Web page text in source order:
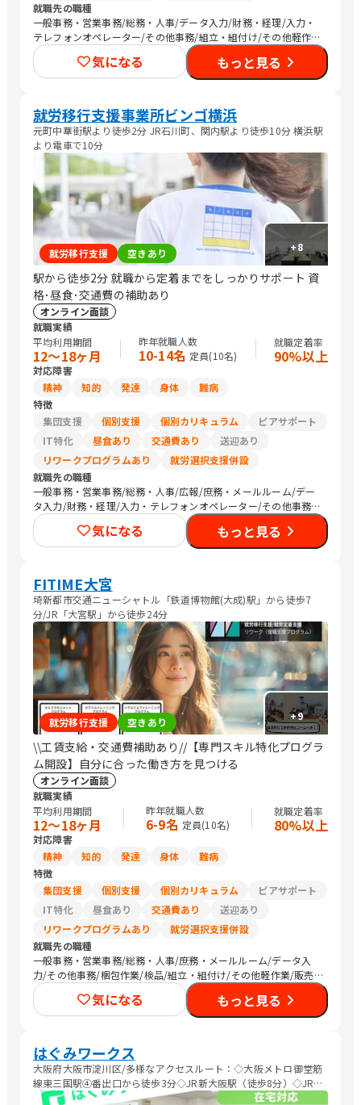
就職先の職種
一般事務・営業事務/総務・人事/データ入力/財務・経理/入力・
テレフォンオペレーター/その他事務/組立・組付け/その他軽作
業/生産・製造オペレーション/CADオペレーター/警備/農作業
気になる もっと見る
就労移行支援事業所ビンゴ横浜
元町中華街駅より徒歩2分 JR石川町、関内駅より徒歩10分 横浜駅
より電車で10分
+8
就労移行支援 空きあり
駅から徒歩2分 就職から定着までをしっかりサポート 資
格･昼食･交通費の補助あり
オンライン面談
就職実績
平均利用期間
12〜18ヶ月
昨年就職人数
10-14名 定員(10名)
就職定着率
90%以上
対応障害
精神
知的 発達 身体
難病
特徴
集団支援
個別支援 個別カリキュラム
ピアサポート
IT特化
昼食あり 交通費あり
送迎あり
リワークプログラムあり
就労選択支援併設
就職先の職種
一般事務・営業事務/総務・人事/広報/庶務・メールルーム/デー
タ入力/財務・経理/入力・テレフォンオペレーター/その他事務/
梱包作業/その他軽作業/販売スタッフ・接客/Web制作/DTPオペ
レーター/デザイナー/メディア関連/社内情報システム/その他IT/
ヘルプデスク/品質管理・生産管理・メンテナンス/生産・製造オ
ーケティング・広告関連
気になる もっと見る
FITIME大宮
埼新都市交通ニューシャトル「鉄道博物館(大成)駅」から徒歩7
分/JR「大宮駅」から徒歩24分
+9
就労移行支援 空きあり
\\工賃支給・交通費補助あり//【専門スキル特化プログラ
ム開設】自分に合った働き方を見つける
オンライン面談
就職実績
平均利用期間
12〜18ヶ月
昨年就職人数
6-9名 定員(10名)
就職定着率
80%以上
対応障害
精神
知的 発達 身体
難病
特徴
集団支援
個別支援 個別カリキュラム
ピアサポート
IT特化
昼食あり 交通費あり
送迎あり
リワークプログラムあり
就労選択支援併設
就職先の職種
一般事務・営業事務/総務・人事/庶務・メールルーム/データ入
力/その他事務/梱包作業/検品/組立・組付け/その他軽作業/販売
スタッフ・接客/バックヤード・商品管理/生産・製造オペレーシ
ョン/CADオペレーター/その他専門職/農作業
気になる もっと見る
はぐみワークス
大阪府大阪市淀川区/多様なアクセスルート：◇大阪メトロ御堂筋
線東三国駅④番出口から徒歩3分◇JR新大阪駅（徒歩8分）◇JR東
淀川駅（徒歩７分）